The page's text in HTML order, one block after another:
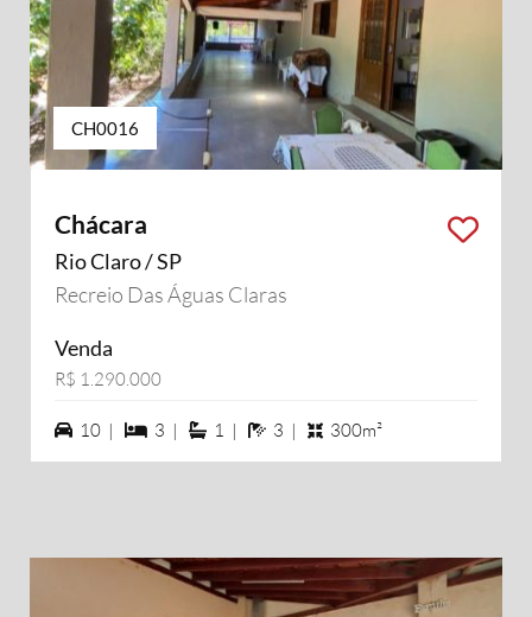
CH0016
Chácara
Rio Claro / SP
Recreio Das Águas Claras
Venda
R$ 1.290.000
10 vagas na garagem
10 | 3 dormiórios
3 | 1 suítes
1 | 3 banheiros
3 | 300m²